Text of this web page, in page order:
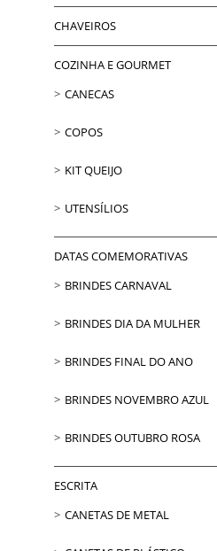
CHAVEIROS
COZINHA E GOURMET
CANECAS
COPOS
KIT QUEIJO
UTENSÍLIOS
DATAS COMEMORATIVAS
BRINDES CARNAVAL
BRINDES DIA DA MULHER
BRINDES FINAL DO ANO
BRINDES NOVEMBRO AZUL
BRINDES OUTUBRO ROSA
ESCRITA
CANETAS DE METAL